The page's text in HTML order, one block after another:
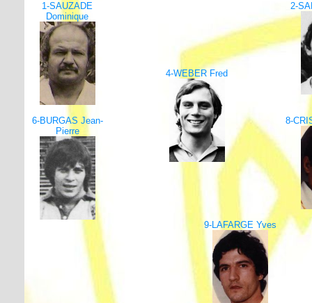
1-SAUZADE
Dominique
2-
4-WEBER Fred
6-BURGAS Jean-
Pierre
8-
9-LAFARGE Yves